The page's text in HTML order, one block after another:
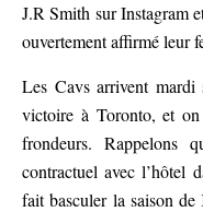
J.R Smith sur Instagram
ouvertement affirmé leur
Les Cavs arrivent
victoire à Toronto, et
frondeurs. Rappelons
contractuel avec l’hôtel
fait basculer la saison